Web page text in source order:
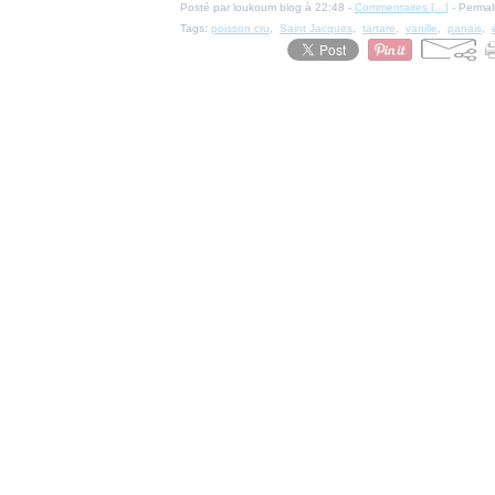
Posté par loukoum blog à 22:48 - Commentaires [ ] -
Tags: poisson cru Saint Jacques tartare vanille panais